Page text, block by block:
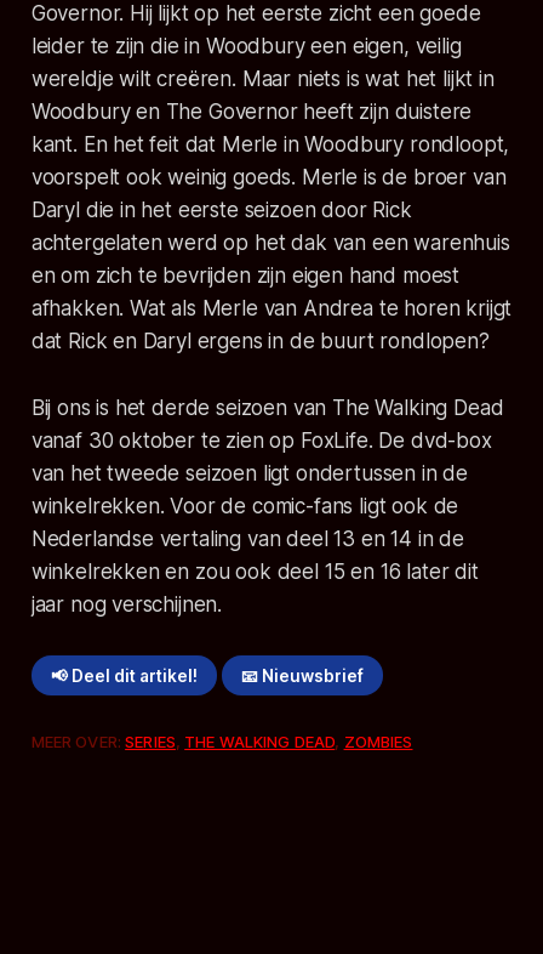
Governor. Hij lijkt op het eerste zicht een goede
leider te zijn die in Woodbury een eigen, veilig
wereldje wilt creëren. Maar niets is wat het lijkt in
Woodbury en The Governor heeft zijn duistere
kant. En het feit dat Merle in Woodbury rondloopt,
voorspelt ook weinig goeds. Merle is de broer van
Daryl die in het eerste seizoen door Rick
achtergelaten werd op het dak van een warenhuis
en om zich te bevrijden zijn eigen hand moest
afhakken. Wat als Merle van Andrea te horen krijgt
dat Rick en Daryl ergens in de buurt rondlopen?
Bij ons is het derde seizoen van The Walking Dead
vanaf 30 oktober te zien op FoxLife. De dvd-box
van het tweede seizoen ligt ondertussen in de
winkelrekken. Voor de comic-fans ligt ook de
Nederlandse vertaling van deel 13 en 14 in de
winkelrekken en zou ook deel 15 en 16 later dit
jaar nog verschijnen.
📢 Deel dit artikel! 📧 Nieuwsbrief
MEER OVER:SERIES, THE WALKING DEAD, ZOMBIES